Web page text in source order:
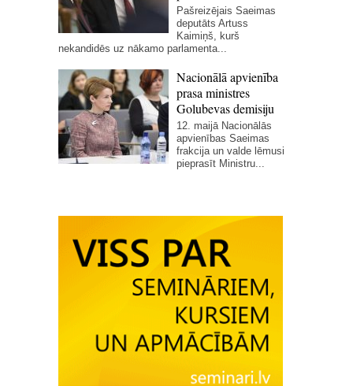
Pašreizējais Saeimas
deputāts Artuss
Kaimiņš, kurš
nekandidēs uz nākamo parlamenta...
Nacionālā apvienība
prasa ministres
Golubevas demisiju
12. maijā Nacionālās
apvienības Saeimas
frakcija un valde lēmusi
pieprasīt Ministru...